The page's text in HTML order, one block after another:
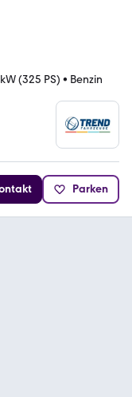
(325 PS) • Benzin
Parken